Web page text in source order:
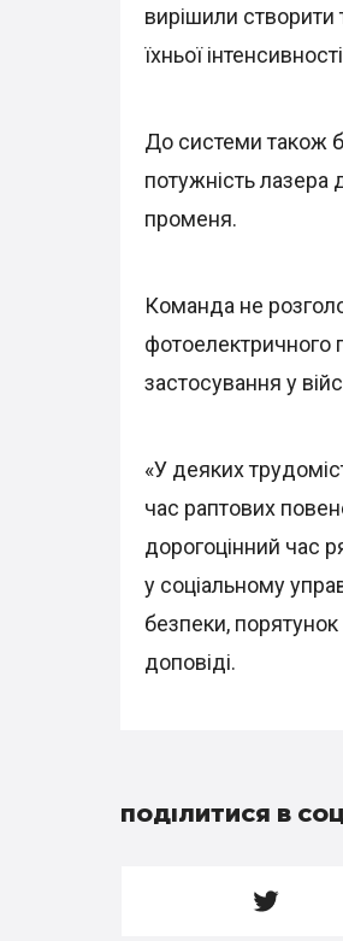
вирішили створити
їхньої
До системи також
потужність
променя.
Команда не
фотоелектричного
застосування у
«У деяких
час раптових
дорогоцінний час
у соціальному
безпеки, порятунок
доповіді.
ПОДІЛИТИСЯ В